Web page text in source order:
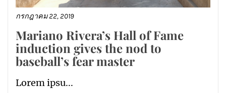
กรกฎาคม 22, 2019
Mariano Rivera’s Hall of Fame
induction gives the nod to
baseball’s fear master
Lorem ipsu...